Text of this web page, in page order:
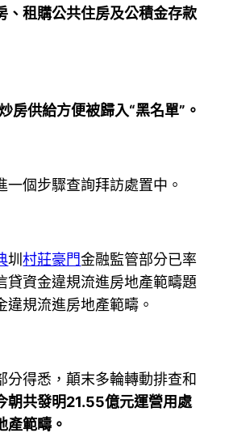
、租購公共住房及公積金存款
房供給方便被歸入“黑名單”。
一個步驟查詢拜訪處置中。
圳村莊豪門金融監管部分已率
貸資金違規流進房地產範疇題
違規流進房地產範疇。
分得悉，顛末多輪轉動排查和
朝共發明21.55億元運營用處
產範疇。